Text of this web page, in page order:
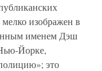
изображен в
именем Дэш
Йорке,
это